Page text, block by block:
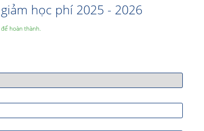
học phí 2025 - 2026
hoàn thành.